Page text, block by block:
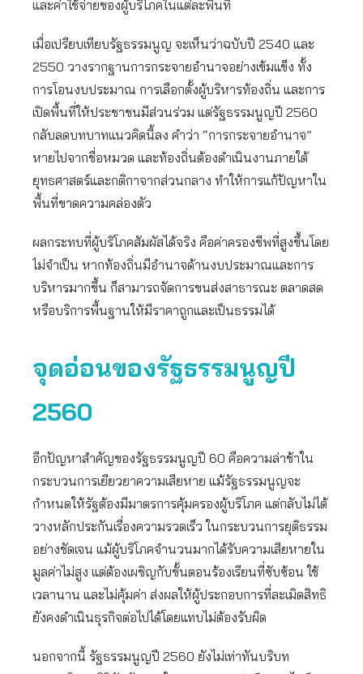
และค่าใช้จ่ายของผู้บริโภคในแต่ละพื้นที่
เมื่อเปรียบเทียบรัฐธรรมนูญ จะเห็นว่าฉบับปี 2540 และ
2550 วางรากฐานการกระจายอำนาจอย่างเข้มแข็ง ทั้ง
การโอนงบประมาณ การเลือกตั้งผู้บริหารท้องถิ่น และการ
เปิดพื้นที่ให้ประชาชนมีส่วนร่วม แต่รัฐธรรมนูญปี 2560
กลับลดบทบาทแนวคิดนี้ลง คำว่า “การกระจายอำนาจ”
หายไปจากชื่อหมวด และท้องถิ่นต้องดำเนินงานภายใต้
ยุทธศาสตร์และกติกาจากส่วนกลาง ทำให้การแก้ปัญหาใน
พื้นที่ขาดความคล่องตัว
ผลกระทบที่ผู้บริโภคสัมผัสได้จริง คือค่าครองชีพที่สูงขึ้นโดย
ไม่จำเป็น หากท้องถิ่นมีอำนาจด้านงบประมาณและการ
บริหารมากขึ้น ก็สามารถจัดการขนส่งสาธารณะ ตลาดสด
หรือบริการพื้นฐานให้มีราคาถูกและเป็นธรรมได้
จุดอ่อนของรัฐธรรมนูญปี
2560
อีกปัญหาสำคัญของรัฐธรรมนูญปี 60 คือความล่าช้าใน
กระบวนการเยียวยาความเสียหาย แม้รัฐธรรมนูญจะ
กำหนดให้รัฐต้องมีมาตรการคุ้มครองผู้บริโภค แต่กลับไม่ได้
วางหลักประกันเรื่องความรวดเร็ว ในกระบวนการยุติธรรม
อย่างชัดเจน แม้ผู้บริโภคจำนวนมากได้รับความเสียหายใน
มูลค่าไม่สูง แต่ต้องเผชิญกับขั้นตอนร้องเรียนที่ซับซ้อน ใช้
เวลานาน และไม่คุ้มค่า ส่งผลให้ผู้ประกอบการที่ละเมิดสิทธิ
ยังคงดำเนินธุรกิจต่อไปได้โดยแทบไม่ต้องรับผิด
นอกจากนี้ รัฐธรรมนูญปี 2560 ยังไม่เท่าทันบริบท